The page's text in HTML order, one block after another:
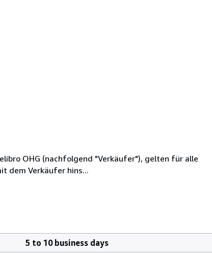
OHG (nachfolgend "Verkäufer"), gelten für alle
dem Verkäufer hins...
5 to 10 business days